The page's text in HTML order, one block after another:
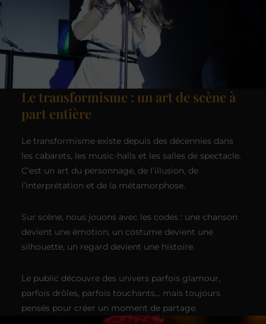
Le transformisme : un art de scène à
part entière
Le transformisme existe depuis des décennies dans
les cabarets, les music-halls et les salles de spectacle.
C’est un art du personnage, de l’illusion, de
l’interprétation et de la métamorphose.
Sur scène, nous jouons avec les codes : une chanson
devient une émotion, un costume devient une
silhouette, un regard devient une histoire.
Le public découvre des univers parfois glamour,
parfois drôles, parfois touchants… mais toujours
pensés pour créer un moment de partage.